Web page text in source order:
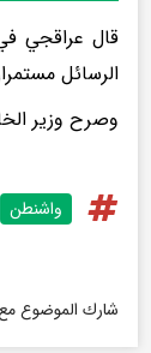
قال عراقجي
الرسائل
وصرح وزير
واشنطن
شارك الموضوع